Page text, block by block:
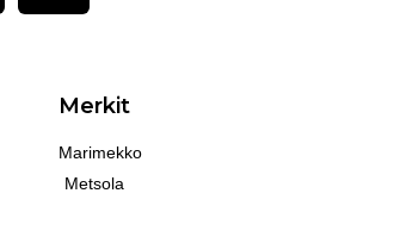
Merkit
Marimekko
Metsola